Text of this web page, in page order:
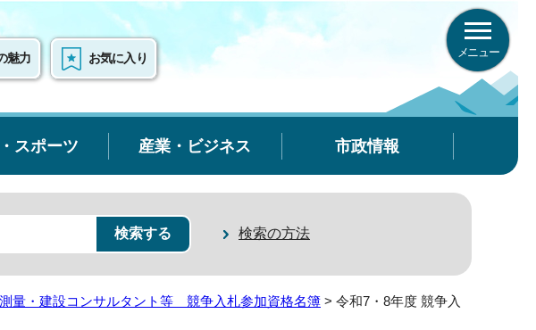
魅力 お気に入り メニュー
スポーツ 産業・ビジネス 市政情報
検索の方法
量・建設コンサルタント等 競争入札参加資格名簿 > 令和7・8年度 競争入